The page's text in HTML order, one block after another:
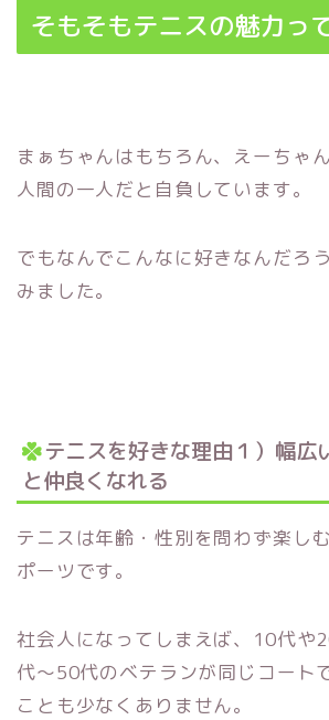
そもそもテニスの魅力っ
まぁちゃんはもちろん、えーちゃ
人間の一人だと自負しています。
でもなんでこんなに好きなんだろ
みました。
テニスを好きな理由１）幅広
と仲良くなれる
テニスは年齢・性別を問わず楽し
ポーツです。
社会人になってしまえば、10代や
代～50代のベテランが同じコート
ことも少なくありません。